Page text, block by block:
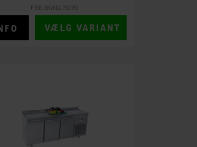
FRE-BGN2-R290